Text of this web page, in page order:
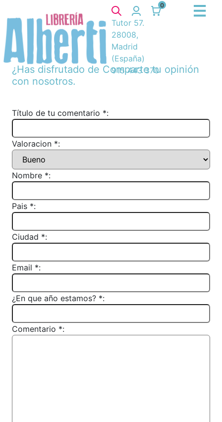
0
Tutor 57.
28008,
Madrid
(España)
915 443 370
¿Has disfrutado de Comparte tu opinión
con nosotros.
Título de tu comentario *:
Valoracion *:
Nombre *:
Pais *:
Ciudad *:
Email *:
¿En que año estamos? *:
Comentario *: